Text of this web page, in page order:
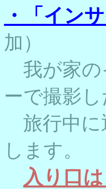
・「イン
加）
我が家の
ーで撮影
旅行中に
します。
入り口